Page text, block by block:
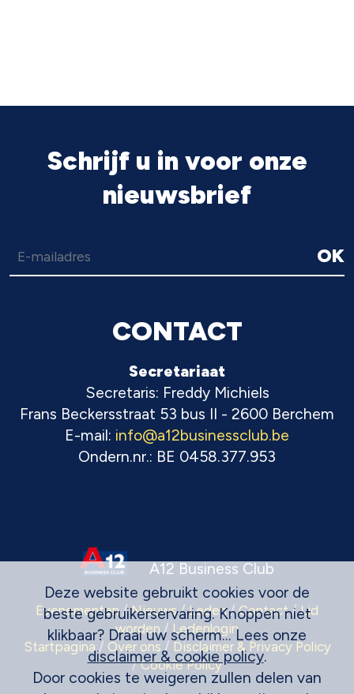
Schrijf u in voor onze
nieuwsbrief
OK
CONTACT
Secretariaat
Secretaris: Freddy Michiels
Frans Beckersstraat 53 bus II - 2600 Berchem
E-mail: info@a12businessclub.be
Ondern.nr.: BE 0458.377.953
A12 Business Club
Evenementen/Nieuws/Leden/Contact/Lid
worden/ Ledenlogin
Startpagina/ Over ons/ Disclaimer & Privacy Policy
/Cookie Policy
Deze website gebruikt cookies voor de
beste gebruikerservaring. Knoppen niet
klikbaar? Draai uw scherm... Lees onze
disclaimer & cookie policy.
Door cookies te weigeren zullen delen van